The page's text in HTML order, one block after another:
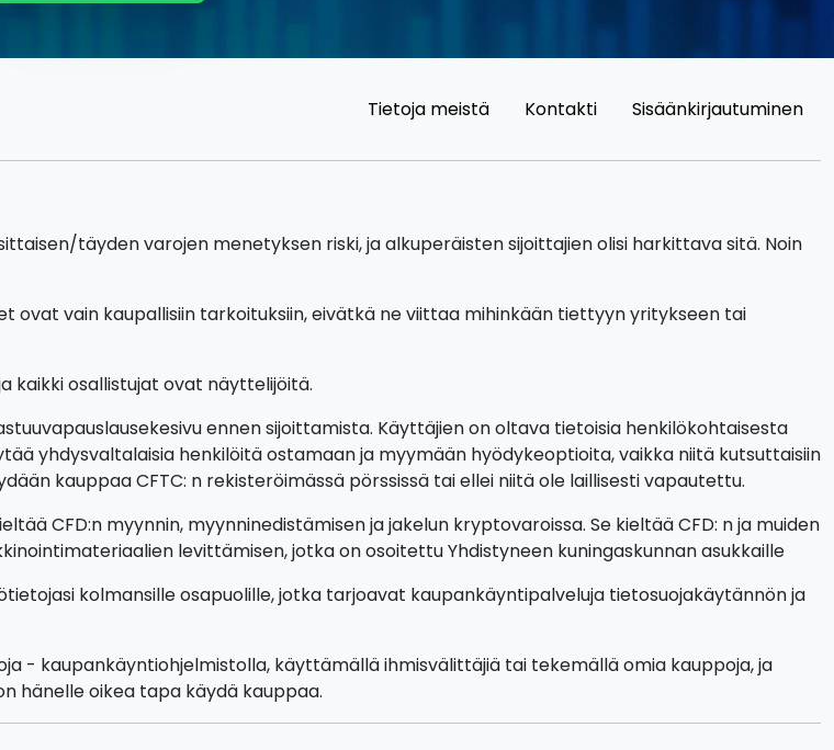
Tietoja meistä Kontakti Sisäänkirjautuminen
täyden varojen menetyksen riski, ja alkuperäisten sijoittajien olisi harkittava sitä. Noin
ovat vain kaupallisiin tarkoituksiin, eivätkä ne viittaa mihinkään tiettyyn yritykseen tai
kaikki osallistujat ovat näyttelijöitä.
ennen sijoittamista. Käyttäjien on oltava tietoisia henkilökohtaisesta
yhdysvaltalaisia henkilöitä ostamaan ja myymään hyödykeoptioita, vaikka niitä kutsuttaisiin
kauppaa CFTC: n rekisteröimässä pörssissä tai ellei niitä ole laillisesti vapautettu.
CFD:n myynnin, myynninedistämisen ja jakelun kryptovaroissa. Se kieltää CFD: n ja muiden
levittämisen, jotka on osoitettu Yhdistyneen kuningaskunnan asukkaille
kolmansille osapuolille, jotka tarjoavat kaupankäyntipalveluja tietosuojakäytännön ja
- kaupankäyntiohjelmistolla, käyttämällä ihmisvälittäjiä tai tekemällä omia kauppoja, ja
hänelle oikea tapa käydä kauppaa.